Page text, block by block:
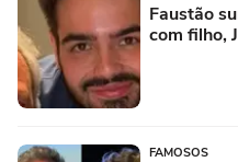
Faustão
com filho,
FAMOSOS